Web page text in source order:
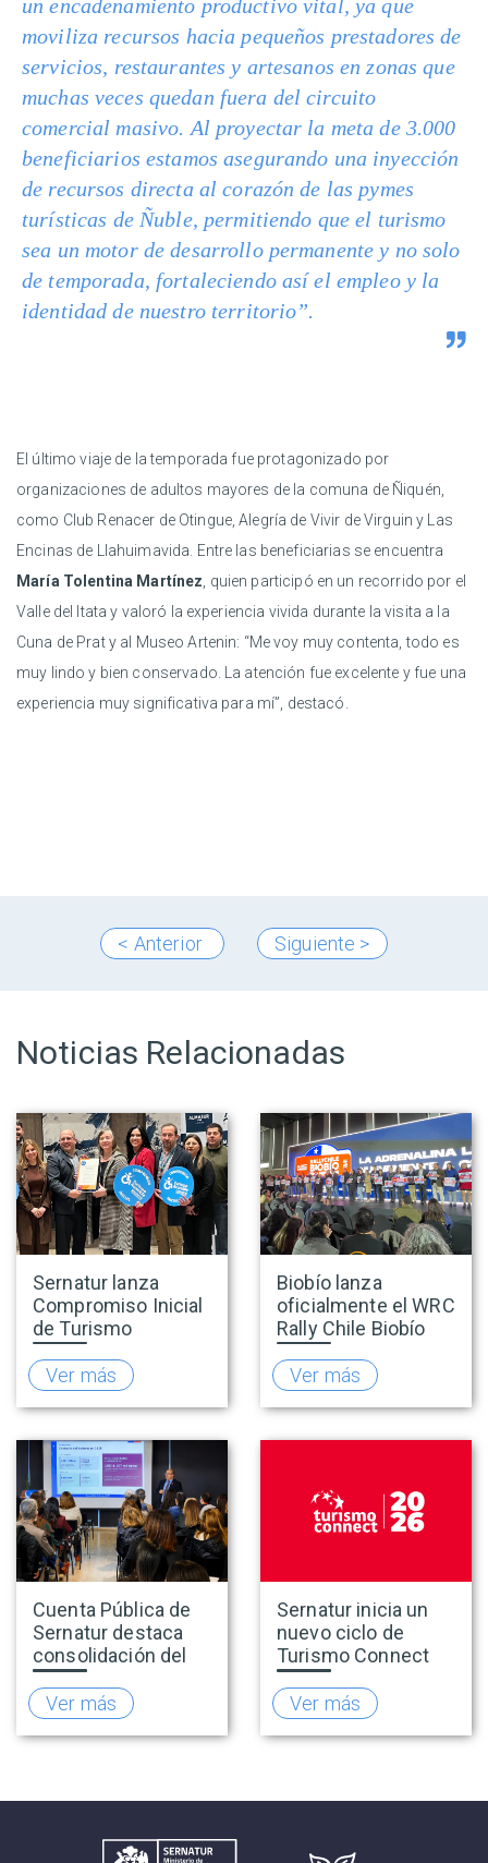
un encadenamiento productivo vital, ya que
moviliza recursos hacia pequeños prestadores de
servicios, restaurantes y artesanos en zonas que
muchas veces quedan fuera del circuito
comercial masivo. Al proyectar la meta de 3.000
beneficiarios estamos asegurando una inyección
de recursos directa al corazón de las pymes
turísticas de Ñuble, permitiendo que el turismo
sea un motor de desarrollo permanente y no solo
de temporada, fortaleciendo así el empleo y la
identidad de nuestro territorio”.
El último viaje de la temporada fue protagonizado por
organizaciones de adultos mayores de la comuna de Ñiquén,
como Club Renacer de Otingue, Alegría de Vivir de Virguin y Las
Encinas de Llahuimavida. Entre las beneficiarias se encuentra
María Tolentina Martínez , quien participó en un recorrido por el
Valle del Itata y valoró la experiencia vivida durante la visita a la
Cuna de Prat y al Museo Artenin: “Me voy muy contenta, todo es
muy lindo y bien conservado. La atención fue excelente y fue una
experiencia muy significativa para mí”, destacó.
< Anterior Siguiente >
Noticias Relacionadas
Sernatur lanza
Compromiso Inicial
de Turismo
Accesible para
promover una
oferta turística más
inclusiva
Ver más
Biobío lanza
oficialmente el WRC
Rally Chile Biobío
2026 con 141
empresas
adheridas al Sello
Rally
Ver más
Cuenta Pública de
Sernatur destaca
consolidación del
turismo en 2025 y
presenta hoja de
ruta para fortalecer
la competitividad
Ver más
Sernatur inicia un
nuevo ciclo de
Turismo Connect
para fortalecer la
inteligencia de
mercado de la
industria turística
Ver más